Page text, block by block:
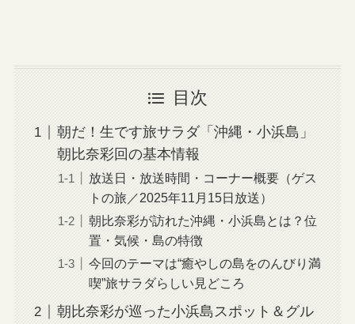
目次
朝だ！生です旅サラダ「沖縄・小浜島」
朝比奈彩回の基本情報
放送日・放送時間・コーナー概要（ゲス
トの旅／2025年11月15日放送）
朝比奈彩が訪れた沖縄・小浜島とは？位
置・気候・島の特徴
今回のテーマは“癒やしの島をのんびり満
喫”旅サラダらしい見どころ
朝比奈彩が巡った小浜島スポット＆グル